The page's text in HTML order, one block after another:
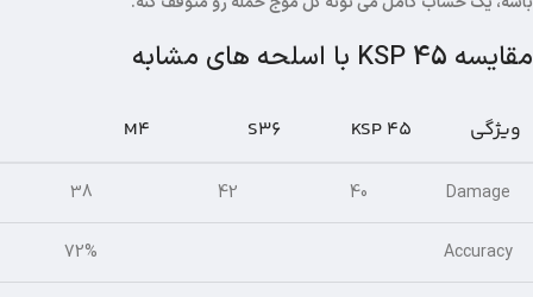
مقایسه KSP 45 با اسلحه های مشابه
ویژگی KSP 45
S36
M4
Damage
40
42
38
Accuracy
72%